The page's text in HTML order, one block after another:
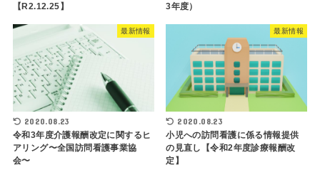
【R2.12.25】
3年度）
最新情報
2020.08.23
令和3年度介護報酬改定に関するヒ
アリング〜全国訪問看護事業協
会〜
最新情報
2020.08.23
小児への訪問看護に係る情報提供
の見直し【令和2年度診療報酬改
定】